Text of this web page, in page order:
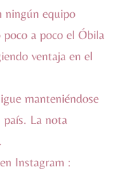
ningún equipo
a poco el Óbila
ventaja en el
manteniéndose
La nota
Instagram :